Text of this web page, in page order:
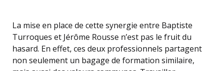
La mise en place de cette synergie entre Baptiste
Turroques et Jérôme Rousse n’est pas le fruit du
hasard. En effet, ces deux professionnels partagent
non seulement un bagage de formation similaire,